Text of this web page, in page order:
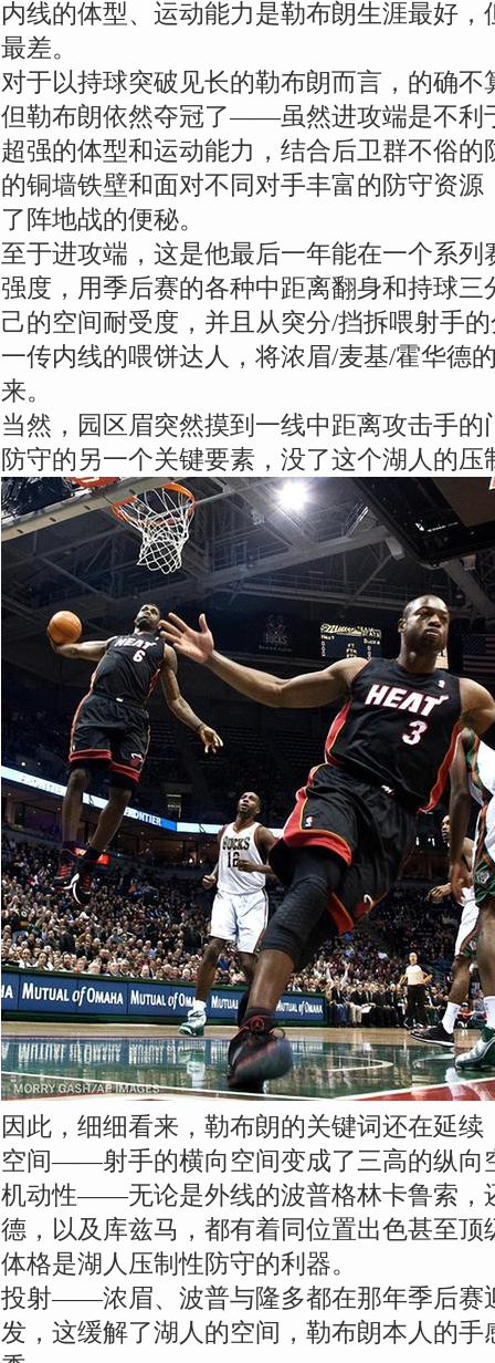
内线的体型、运动能力是勒布朗生涯最好
最差。
对于以持球突破见长的勒布朗而言，的确不
但勒布朗依然夺冠了——虽然进攻端是不利
超强的体型和运动能力，结合后卫群不俗
的铜墙铁壁和面对不同对手丰富的防守资
了阵地战的便秘。
至于进攻端，这是他最后一年能在一个系
强度，用季后赛的各种中距离翻身和持球
己的空间耐受度，并且从突分/挡拆喂射手
一传内线的喂饼达人，将浓眉/麦基/霍华德
来。
当然，园区眉突然摸到一线中距离攻击手
防守的另一个关键要素，没了这个湖人的
因此，细细看来，勒布朗的关键词还在延续
空间——射手的横向空间变成了三高的纵向
机动性——无论是外线的波普格林卡鲁索，
德，以及库兹马，都有着同位置出色甚至
体格是湖人压制性防守的利器。
投射——浓眉、波普与隆多都在那年季后赛
发，这缓解了湖人的空间，勒布朗本人的手